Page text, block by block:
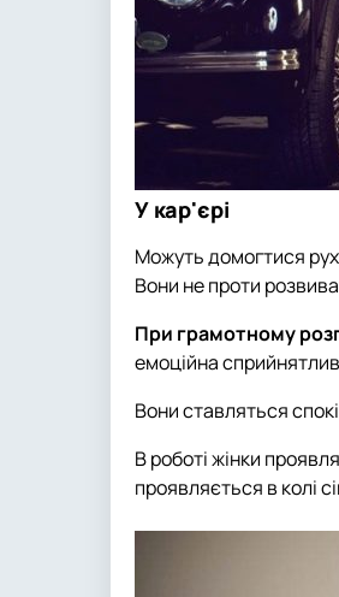
У кар'єрі
Можуть домогтися
Вони не проти
При грамотному
емоційна
Вони ставляться
В роботі жінки
проявляється в колі